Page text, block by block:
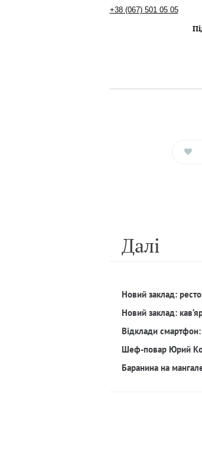
+38 (067) 501 05 05
Далi
Новий заклад:
Новий заклад:
Відклади
Шеф-повар Юрий
Баранина на